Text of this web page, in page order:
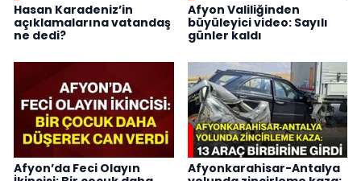
Hasan Karadeniz’in
açıklamalarına vatandaş
ne dedi?
Afyon Valiliğinden
büyüleyici video: Sayılı
günler kaldı
Afyon’da Feci Olayın
Afyonkarahisar-Antalya